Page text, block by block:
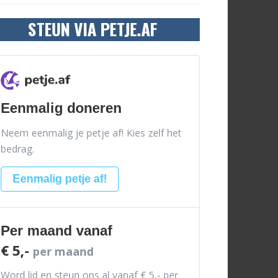
STEUN VIA PETJE.AF
Eenmalig doneren
Neem eenmalig je petje af! Kies zelf het
bedrag.
Eenmalig petje af!
Per maand vanaf
€ 5,- per maand
Word lid en steun ons al vanaf € 5,- per